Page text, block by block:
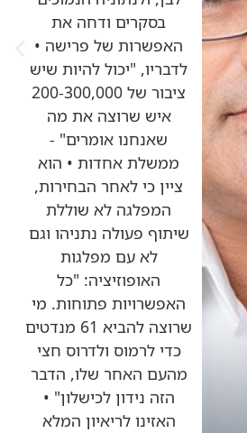
בסקרים ודחה את
האפשרות של פרישה •
לדבריו, "יכול להיות שיש
ציבור של 200-300,000
איש שרוצה את מה
שאנחנו אומרים" -
ממשלת אחדות • הוא
ציין כי לאחר הבחירות,
המפלגה לא שוללת
שיתוף פעולה נתניהו וגם
לא עם מפלגות
האופוזיציה: "כל
האפשרויות פתוחות. מי
שרוצה להביא 61 מנדטים
כדי לרמוס ולדרוס חצי
מהעם האחר שלו, הדבר
הזה נידון לכישלון" •
האזינו לריאיון המלא